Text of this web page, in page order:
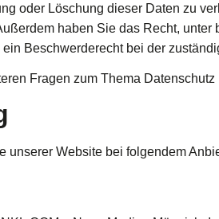
oder Löschung dieser Daten zu
haben Sie das Recht,
Beschwerderecht bei der
Fragen zum Thema
unserer Website bei folgendem